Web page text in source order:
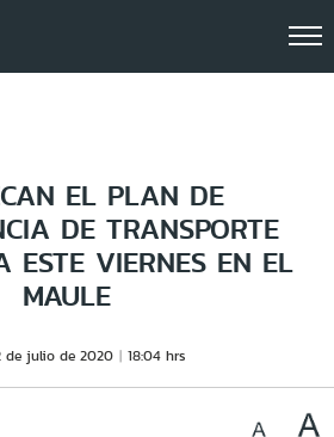
EL PLAN DE
DE TRANSPORTE
ESTE VIERNES EN EL
MAULE
de julio de 2020 18:04 hrs